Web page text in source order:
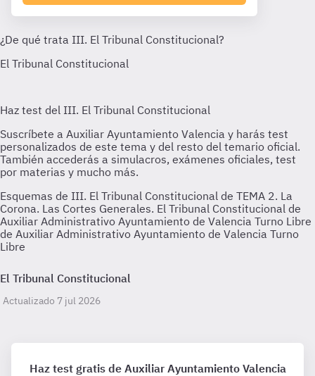
Esquemas de III. El Tribunal Constitucional de TEMA 2. La
Corona. Las Cortes Generales. El Tribunal Constitucional de
Auxiliar Administrativo Ayuntamiento de Valencia Turno Libre
de Auxiliar Administrativo Ayuntamiento de Valencia Turno
Libre
El Tribunal Constitucional
Actualizado 7 jul 2026
Haz test gratis de Auxiliar Ayuntamiento Valencia